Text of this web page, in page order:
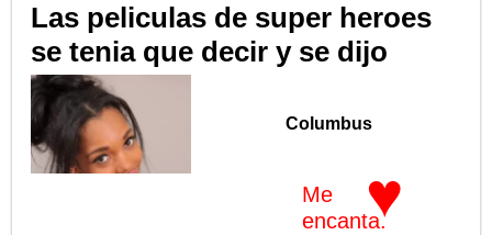
Las peliculas de super heroes
se tenia que decir y se dijo
♥
Me
encanta.